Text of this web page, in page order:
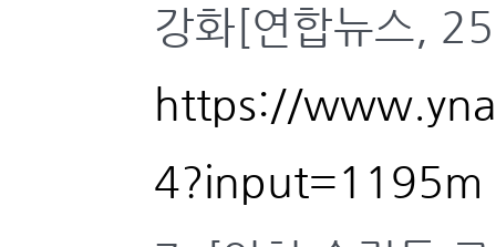
강화[연합뉴스,
https://
4?input=1195m